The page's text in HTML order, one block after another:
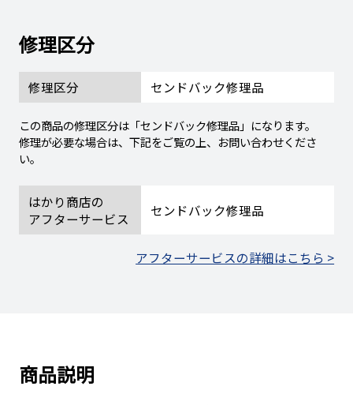
修理区分
修理区分 センドバック修理品
この商品の修理区分は「センドバック修理品」になります。
修理が必要な場合は、下記をご覧の上、お問い合わせくださ
い。
はかり商店の
アフターサービス
センドバック修理品
アフターサービスの詳細はこちら >
商品説明